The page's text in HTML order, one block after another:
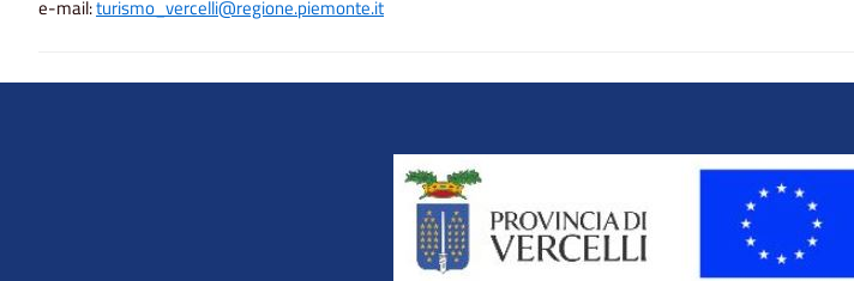
e-mail:turismo_vercelli@regione.piemonte.it
Title